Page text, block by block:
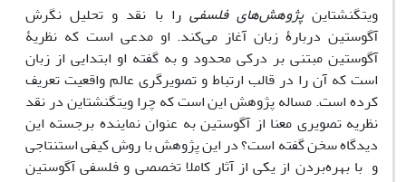
ویتگنشتاینپژوهش‌های فلسفی را با نقد و تحلیل نگرش
آگوستین دربارۀ زبان آغاز می‌کند. او مدعی است که نظریۀ
آگوستین مبتنی بر درکی محدود و به گفته او ابتدایی از زبان
است که آن را در قالب ارتباط و تصویرگری عالم واقعیت تعریف
کرده است. مساله پژوهش این است که چرا ویتگنشتاین در نقد
نظریه تصویری معنا از آگوستین به عنوان نماینده برجسته این
دیدگاه سخن گفته است؟ در این پژوهش با روش کیفی استنتاجی
و با بهره‌بردن از یکی از آثار کاملا تخصصی و فلسفی آگوستین